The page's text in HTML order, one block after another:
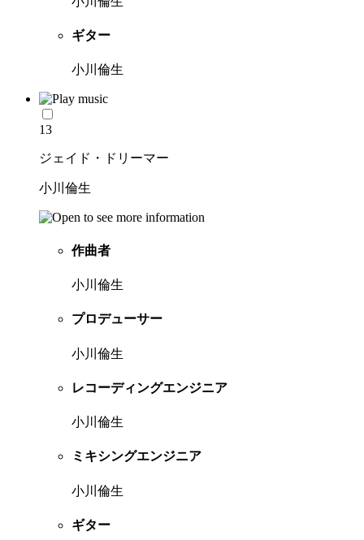
ギター
小川倫生
13
ジェイド・ドリーマー
小川倫生
作曲者
小川倫生
プロデューサー
小川倫生
レコーディングエンジニア
小川倫生
ミキシングエンジニア
小川倫生
ギター